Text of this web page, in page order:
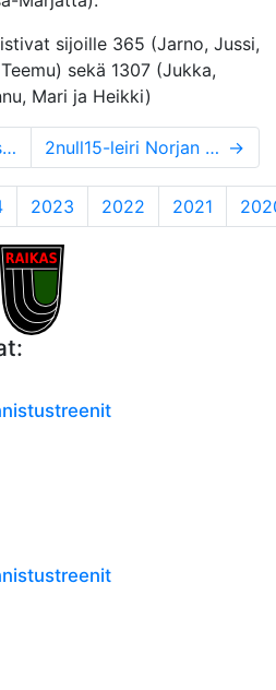
sijoille 365 (Jarno, Jussi,
sekä 1307 (Jukka,
Mari ja Heikki)
2null15-leiri Norjan Raulandissa 3.-11.7.2015 →
2023 2022 2021